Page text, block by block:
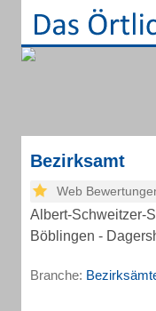
Bezirksamt
Web
Albert-Schweitzer-
Böblingen -
Branche: